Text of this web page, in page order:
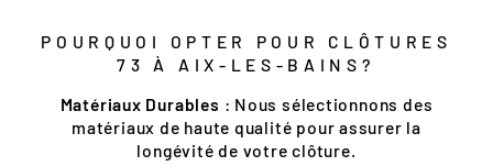
POURQUOI OPTER POUR CLÔTURES
73 À AIX-LES-BAINS?
Matériaux Durables : Nous sélectionnons des
matériaux de haute qualité pour assurer la
longévité de votre clôture.